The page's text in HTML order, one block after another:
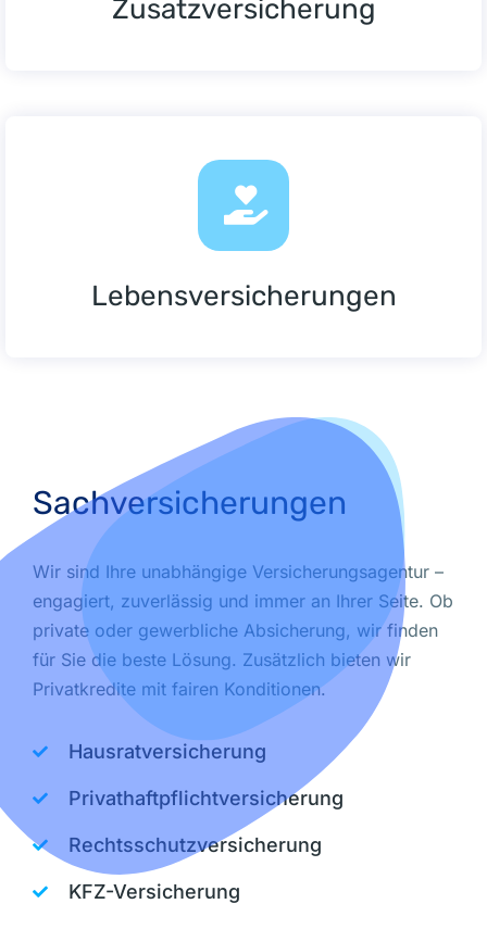
Zusatzversicherung
Lebensversicherungen
Sachversicherungen
Wir sind Ihre unabhängige Versicherungsagentur –
engagiert, zuverlässig und immer an Ihrer Seite. Ob
private oder gewerbliche Absicherung, wir finden
für Sie die beste Lösung. Zusätzlich bieten wir
Privatkredite mit fairen Konditionen.
Hausratversicherung
Privathaftpflichtversicherung
Rechtsschutzversicherung
KFZ-Versicherung